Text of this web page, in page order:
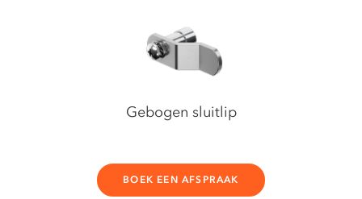
Gebogen sluitlip
BOEK EEN AFSPRAAK